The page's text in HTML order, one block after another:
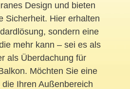
Design und bieten
Sicherheit. Hier erhalten
sondern eine
mehr kann – sei es als
als Überdachung für
Möchten Sie eine
Ihren Außenbereich